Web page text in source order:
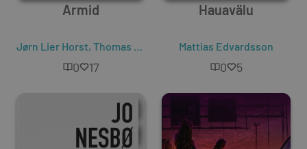
Armid
Jørn Lier Horst, Thomas Enger
0 17
Hauavälu
Mattias Edvardsson
0 5